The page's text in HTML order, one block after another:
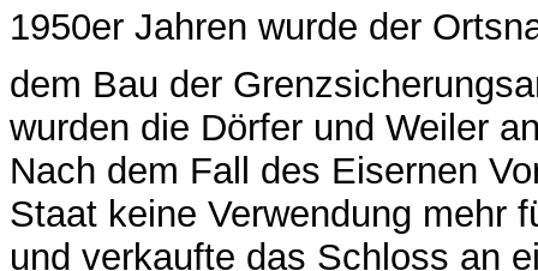
1950er Jahren wurde der
dem Bau der
wurden die Dörfer und Weiler
Nach dem Fall des Eisernen
Staat keine Verwendung mehr
und verkaufte das Schloss an